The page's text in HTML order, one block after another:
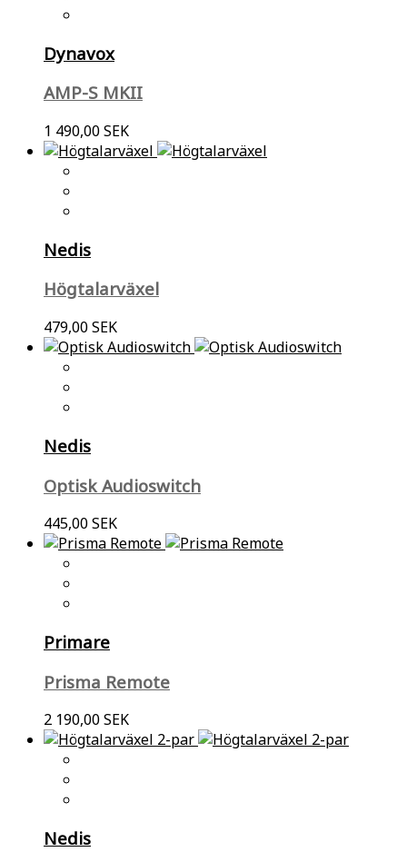
Dynavox
AMP-S MKII
1 490,00 SEK
Nedis
Högtalarväxel
479,00 SEK
Nedis
Optisk Audioswitch
445,00 SEK
Primare
Prisma Remote
2 190,00 SEK
Nedis